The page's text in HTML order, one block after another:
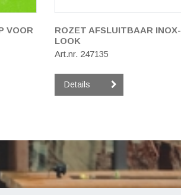
VOOR
ROZET AFSLUITBAAR INOX-
LOOK
Art.nr. 247135
Details